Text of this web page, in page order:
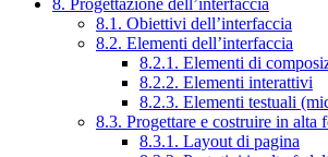
8. Progettazione dell’interfaccia
8.1. Obiettivi dell’interfaccia
8.2. Elementi dell’interfaccia
8.2.1. Elementi di
8.2.2. Elementi interattivi
8.2.3. Elementi testuali
8.3. Progettare e costruire in alta
8.3.1. Layout di pagina